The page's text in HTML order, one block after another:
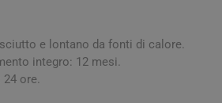
e lontano da fonti di calore.
integro: 12 mesi.
ore.